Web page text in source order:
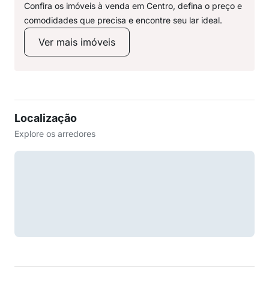
Confira os imóveis à venda em Centro, defina o preço e
comodidades que precisa e encontre seu lar ideal.
Ver mais imóveis
Localização
Explore os arredores